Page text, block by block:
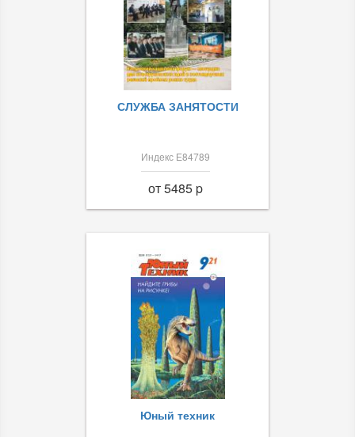
СЛУЖБА ЗАНЯТОСТИ
Индекс Е84789
от 5485 p
Юный техник